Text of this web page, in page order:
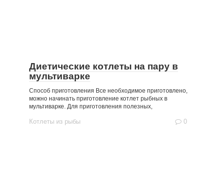
Диетические котлеты на пару в
мультиварке
Способ приготовления Все необходимое приготовлено,
можно начинать приготовление котлет рыбных в
мультиварке. Для приготовления полезных,
Котлеты из рыбы 0